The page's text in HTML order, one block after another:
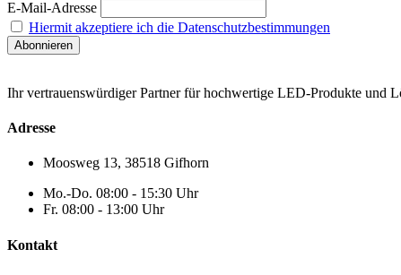
E-Mail-Adresse
Hiermit akzeptiere ich die Datenschutzbestimmungen
Ihr vertrauenswürdiger Partner für hochwertige LED-Produkte und
Adresse
Moosweg 13, 38518 Gifhorn
Mo.-Do. 08:00 - 15:30 Uhr
Fr. 08:00 - 13:00 Uhr
Kontakt